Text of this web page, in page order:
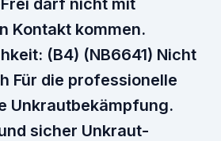
darf nicht mit
Kontakt kommen.
(B4) (NB6641) Nicht
Für die professionelle
Unkrautbekämpfung.
sicher Unkraut-